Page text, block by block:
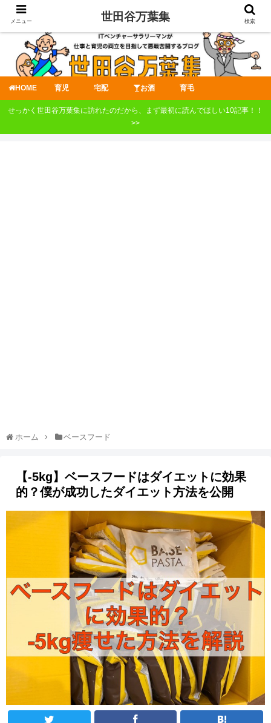
HOME 育児 宅配 お酒 育毛
せっかく世田谷万葉集に訪れたのだから、まず最初に読んでほしい10記事！！
>>
ホーム ベースフード
【-5kg】ベースフードはダイエットに効果
的？僕が成功したダイエット方法を公開
メニュー 世田谷万葉集 検索